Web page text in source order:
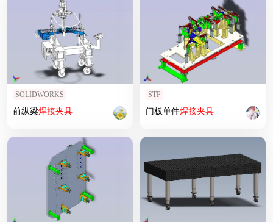
SOLIDWORKS
前纵梁焊接夹具
STP
门板单件焊接夹具